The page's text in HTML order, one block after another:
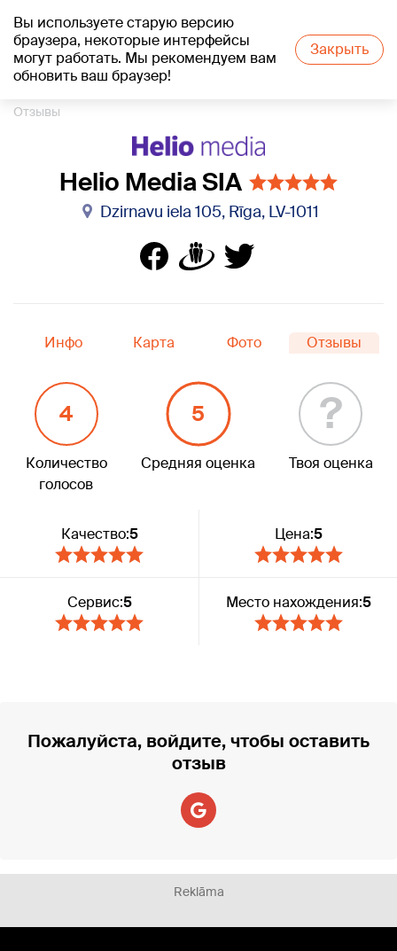
Вы используете старую версию
браузера, некоторые интерфейсы
могут работать. Мы рекомендуем вам
обновить ваш браузер!
Закрыть
+19°C
Отзывы
Helio Media SIA
Dzirnavu iela 105, Rīga, LV-1011
Инфо Карта Фото Отзывы
4
Количество
голосов
5
Средняя оценка
?
Твоя оценка
Качество:5 Цена:5
Сервис:5 Место нахождения:5
Пожалуйста, войдите, чтобы оставить
отзыв
Reklāma